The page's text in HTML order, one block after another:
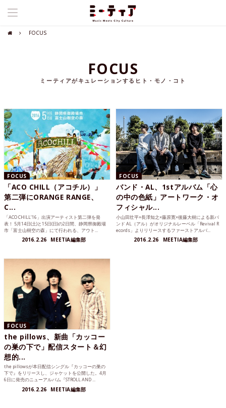
FOCUS
FOCUS
ミーティアがキュレーションするヒト・モノ・コト
FOCUS
「ACO CHILL（アコチル）」
第二弾にORANGE RANGE、
C...
「ACO CHILL’16」出演アーティスト第二弾を発
表！ 5月14日(土)と15日(日)の2日間、静岡県御殿場
市「富士山樹空の森」にて行われる、アウト...
2016.2.26 MEETIA編集部
FOCUS
バンド・AL、1stアルバム「心
の中の色紙」アートワーク・オ
フィシャル...
小山田壮平×長澤知之×藤原寛×後藤大樹による新バ
ンド AL（アル）がオリジナルレーベル「Revival R
ecords」よりリリースするファーストアルバ...
2016.2.26 MEETIA編集部
FOCUS
the pillows、新曲「カッコー
の巣の下で」配信スタート＆幻
想的...
the pillowsが本日配信シングル『カッコーの巣の
下で』をリリースし、ジャケットを公開した。4月
6日に発売のニューアルバム『STROLL AND ...
2016.2.26 MEETIA編集部